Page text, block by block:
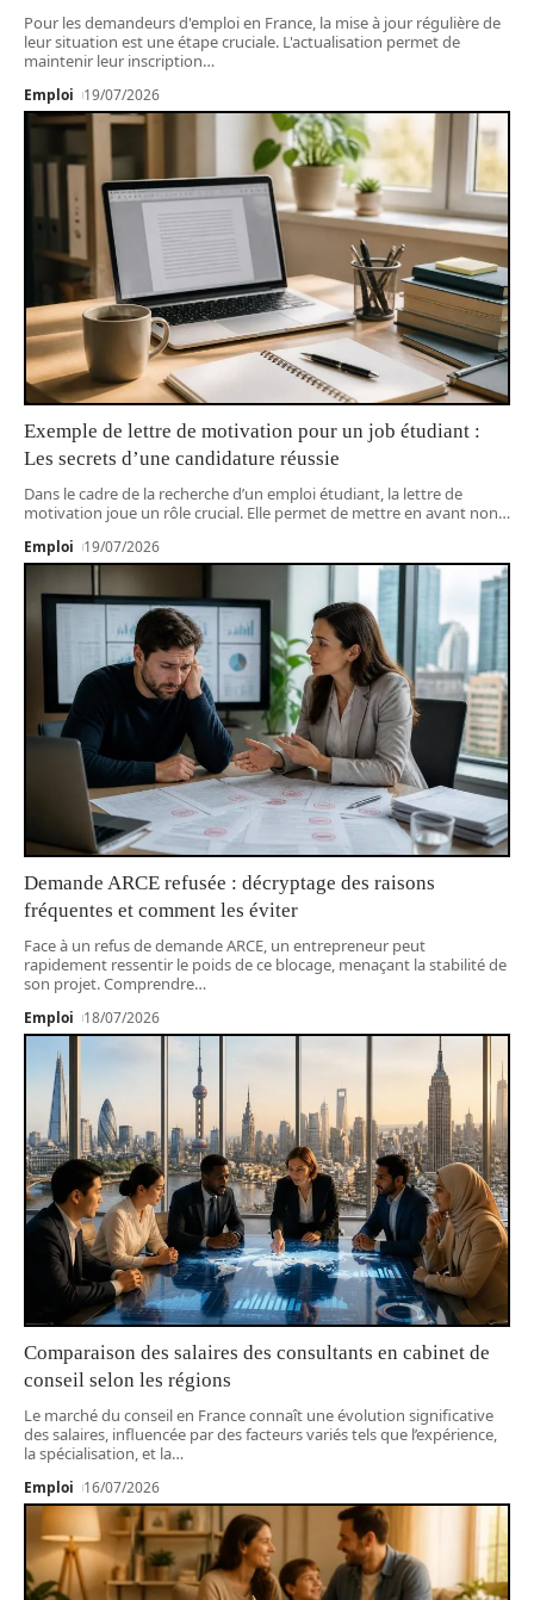
Pour les demandeurs d'emploi en France, la mise à jour régulière de
leur situation est une étape cruciale. L'actualisation permet de
maintenir leur inscription…
Emploi 19/07/2026
Exemple de lettre de motivation pour un job étudiant :
Les secrets d’une candidature réussie
Dans le cadre de la recherche d’un emploi étudiant, la lettre de
motivation joue un rôle crucial. Elle permet de mettre en avant non…
Emploi 19/07/2026
Demande ARCE refusée : décryptage des raisons
fréquentes et comment les éviter
Face à un refus de demande ARCE, un entrepreneur peut
rapidement ressentir le poids de ce blocage, menaçant la stabilité de
son projet. Comprendre…
Emploi 18/07/2026
Comparaison des salaires des consultants en cabinet de
conseil selon les régions
Le marché du conseil en France connaît une évolution significative
des salaires, influencée par des facteurs variés tels que l’expérience,
la spécialisation, et la…
Emploi 16/07/2026